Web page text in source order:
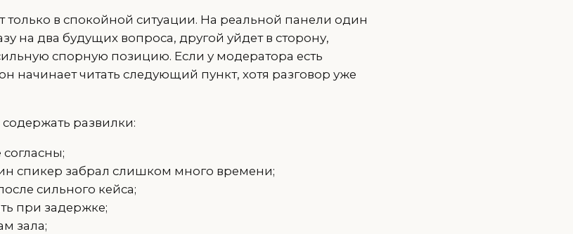
только в спокойной ситуации. На реальной панели один
на два будущих вопроса, другой уйдет в сторону,
спорную позицию. Если у модератора есть
начинает читать следующий пункт, хотя разговор уже
развилки:
согласны;
спикер забрал слишком много времени;
сильного кейса;
при задержке;
зала;